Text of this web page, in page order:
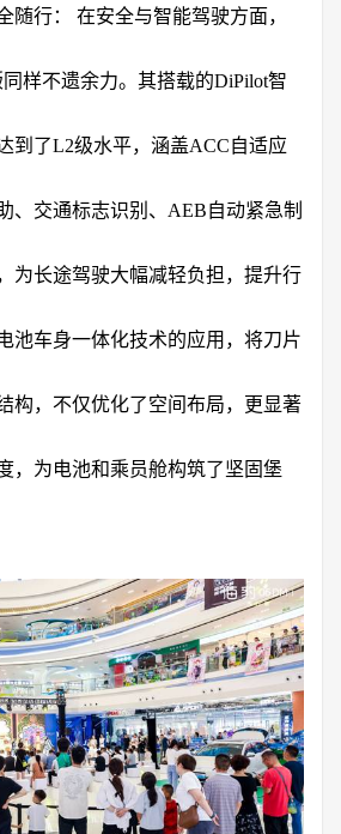
行： 在安全与智能驾驶方面，
样不遗余力。其搭载的DiPilot智
到了L2级水平，涵盖ACC自适应
、交通标志识别、AEB自动紧急制
为长途驾驶大幅减轻负担，提升行
池车身一体化技术的应用，将刀片
构，不仅优化了空间布局，更显著
，为电池和乘员舱构筑了坚固堡